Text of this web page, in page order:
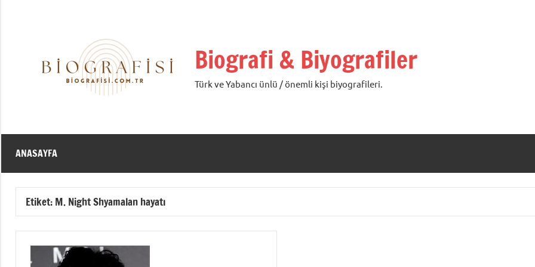
Biografi & Biyografiler
Türk ve Yabancı ünlü / önemli kişi biyografileri.
ANASAYFA
Etiket: M. Night Shyamalan hayatı